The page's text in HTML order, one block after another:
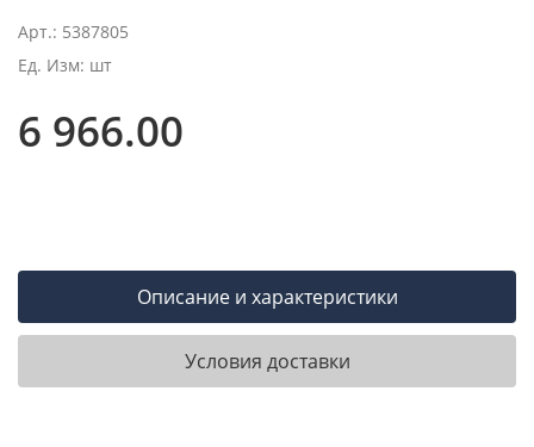
Арт.: 5387805
Ед. Изм: шт
6 966.00
Описание и характеристики
Условия доставки